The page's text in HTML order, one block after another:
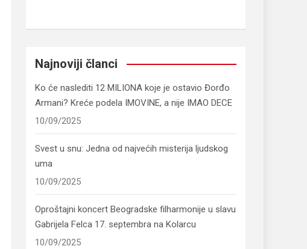
Najnoviji članci
Ko će naslediti 12 MILIONA koje je ostavio Đorđo
Armani? Kreće podela IMOVINE, a nije IMAO DECE
10/09/2025
Svest u snu: Jedna od najvećih misterija ljudskog
uma
10/09/2025
Oproštajni koncert Beogradske filharmonije u slavu
Gabrijela Felca 17. septembra na Kolarcu
10/09/2025